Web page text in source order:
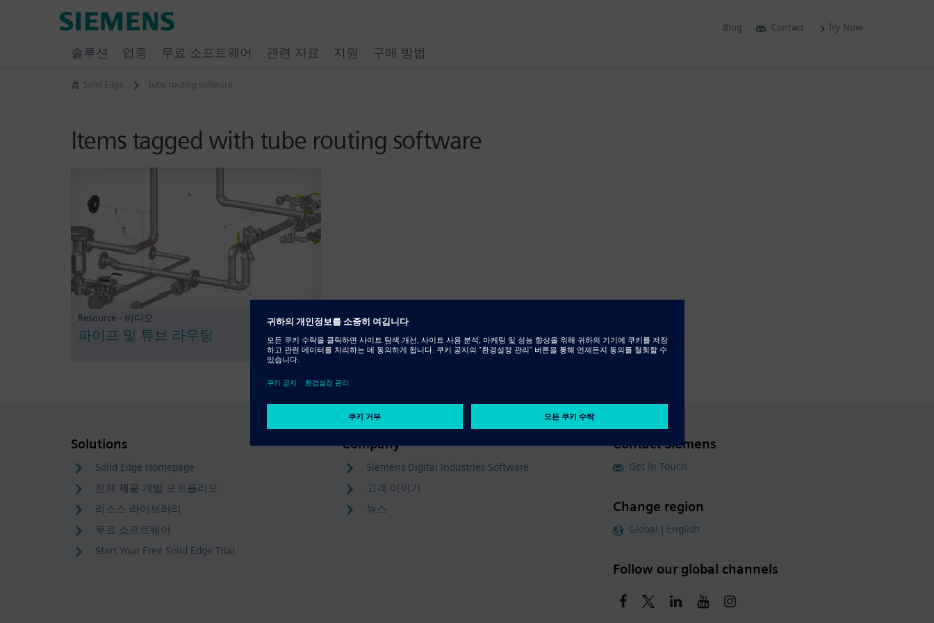
Solid Edge tube routing software
Items tagged with tube routing software
Resource - 비디오
파이프 및 튜브 라우팅
Solutions
Solid Edge Homepage
전체 제품 개발 포트폴리오
리소스 라이브러리
무료 소프트웨어
Start Your Free Solid Edge Trial
Company
Siemens Digital Industries Software
고객 이야기
뉴스
Contact Siemens
Get in Touch
Change region
Global | English
Follow our global channels
Blog Contact Try Now
솔루션 업종 무료 소프트웨어 관련 자료 지원 구매 방법